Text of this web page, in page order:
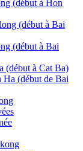
(début à Hon
(début à Bai
(début à Bai
(début à Cat Ba)
Ha (début de Bai